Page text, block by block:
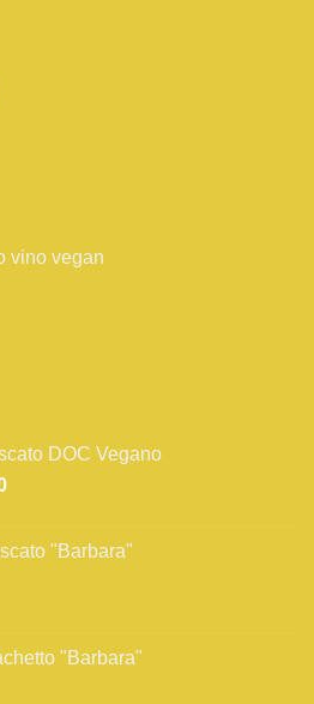
DOC Vegano
Fascia
da
"Barbara"
"Barbara"